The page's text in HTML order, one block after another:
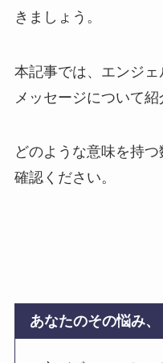
きましょう。
本記事では、エンジ
メッセージについて紹
どのような意味を持
確認ください。
あなたのその悩み